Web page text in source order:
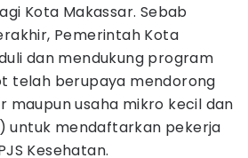
Kota Makassar. Sebab
Pemerintah Kota
dan mendukung program
telah berupaya mendorong
maupun usaha mikro kecil dan
untuk mendaftarkan pekerja
Kesehatan.